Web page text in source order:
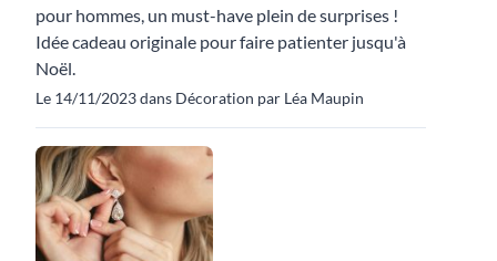
pour hommes, un must-have plein de surprises !
Idée cadeau originale pour faire patienter jusqu'à
Noël.
Le 14/11/2023 dans Décoration par Léa Maupin